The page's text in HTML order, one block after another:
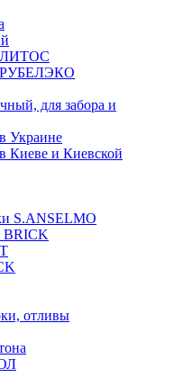
ЛИТОС
РУБЕЛЭКО
для забора и
Украине
Киеве и Киевской
S.ANSELMO
BRICK
отливы